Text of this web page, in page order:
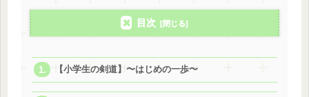
目次
【小学生の剣道】〜はじめの一歩〜